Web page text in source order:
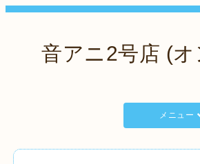
音アニ2号店 (
メニュー